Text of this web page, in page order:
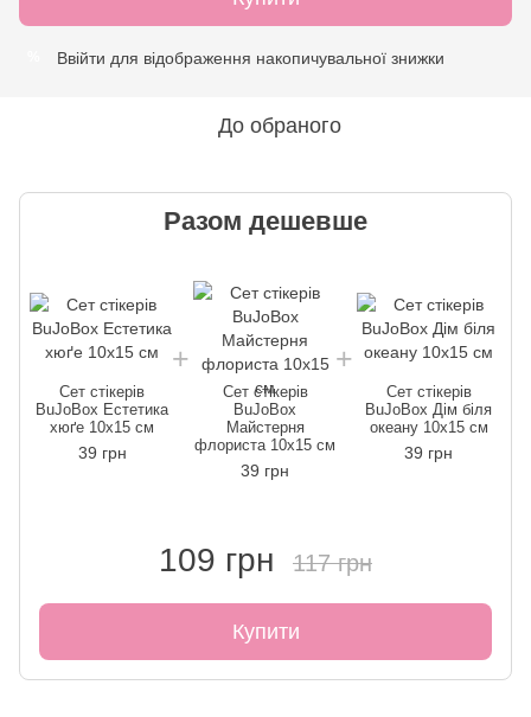
Ввійти для відображення накопичувальної знижки
До обраного
Разом дешевше
Сет стікерів
BuJoBox Естетика
хюґе 10х15 см
39 грн
Сет стікерів
BuJoBox
Майстерня
флориста 10х15 см
39 грн
Сет стікерів
BuJoBox Дім біля
океану 10х15 см
39 грн
109 грн 117 грн
Купити